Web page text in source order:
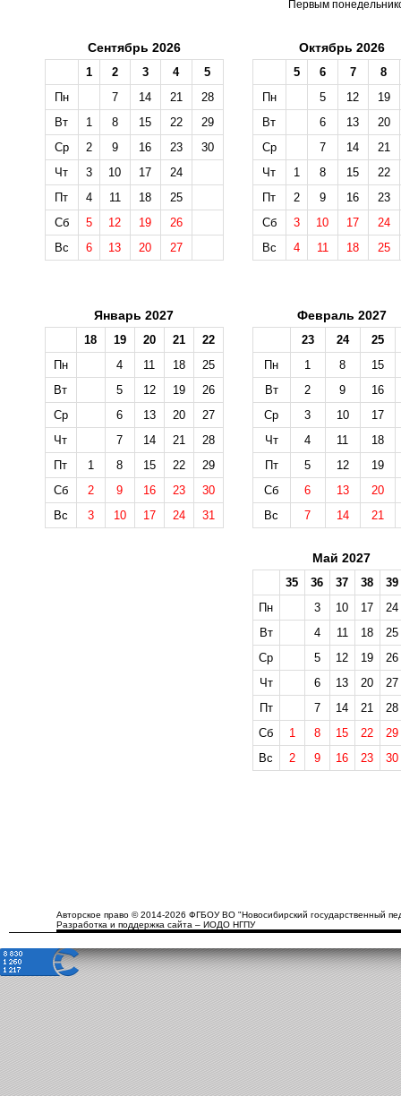
Первым
Сентябрь 2026
1 2 3 4
5
Пн
7 14 21
28
Вт
1 8 15 22
29
Ср
2 9 16 23
30
Чт
3 10 17
24
Пт
4 11 18
25
Сб
5 12 19
26
Вс
6 13 20 27
Октябрь 2026
5 6 7
8
Пн
5 12
19
Вт
6 13
20
Ср
7 14
21
Чт
1 8 15
22
Пт
2 9 16
23
Сб
3 10 17
24
Вс
4 11 18 25
Январь 2027
18 19 20 21
22
Пн
4 11 18
25
Вт
5 12 19
26
Ср
6 13 20
27
Чт
7 14 21
28
Пт
1 8 15 22
29
Сб
2 9 16 23
30
Вс
3 10 17 24 31
Февраль 2027
23 24
25
Пн
1 8
15
Вт
2 9
16
Ср
3 10
17
Чт
4 11
18
Пт
5 12
19
Сб
6 13
20
Вс
7 14 21
Май 2027
35 36 37 38
39
Пн
3 10 17
24
Вт
4 11 18
25
Ср
5 12 19
26
Чт
6 13 20
27
Пт
7 14 21
28
Сб
1 8 15 22
29
Вс
2 9 16 23 30
Авторское право © 2014-2026 ФГБОУ ВО "Новосибирский государственный
Разработка и поддержка сайта – ИОДО НГПУ